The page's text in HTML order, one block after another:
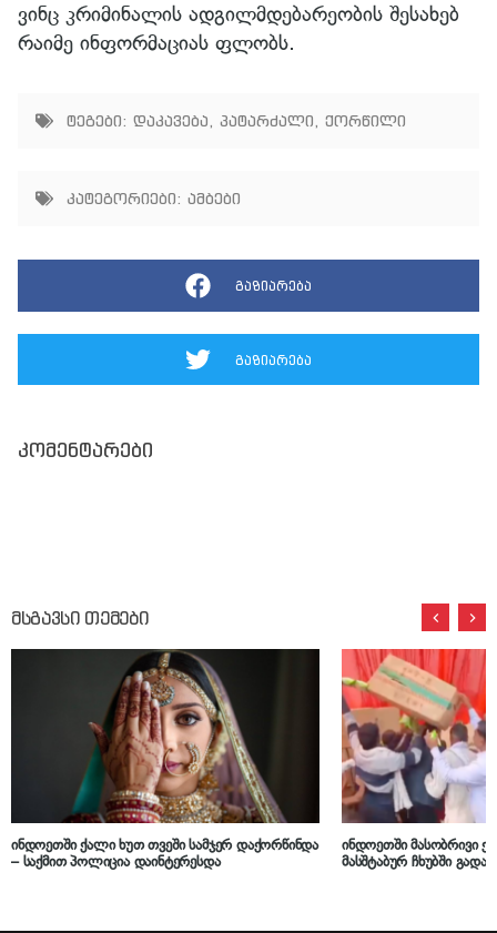
ვინც კრიმინალის ადგილმდებარეობის შესახებ
რაიმე ინფორმაციას ფლობს.
ტეგები: დაკავება, პატარძალი, ქორწილი
კატეგორიები: ამბები
გაზიარება
გაზიარება
კომენტარები
მსგავსი თემები
ინდოეთში ქალი ხუთ თვეში სამჯერ დაქორწინდა
– საქმით პოლიცია დაინტერესდა
ინდოეთში მასობრივი
მასშტაბურ ჩხუბში